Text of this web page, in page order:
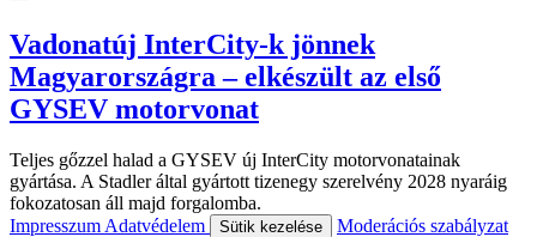
Vadonatúj InterCity-k jönnek
Magyarországra – elkészült az első
GYSEV motorvonat
Teljes gőzzel halad a GYSEV új InterCity motorvonatainak
gyártása. A Stadler által gyártott tizenegy szerelvény 2028 nyaráig
fokozatosan áll majd forgalomba.
Impresszum Adatvédelem Sütik kezelése
Moderációs szabályzat